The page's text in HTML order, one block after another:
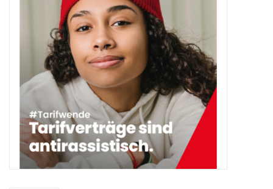
TARIFWENDE
INITIATIVE „MENSCH“
GEWERKSCHAFTEN FÜR DEN
FRIEDEN